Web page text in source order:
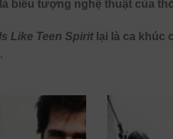
biểu tượng nghệ thuật của
Like Teen Spiritlại là ca khúc